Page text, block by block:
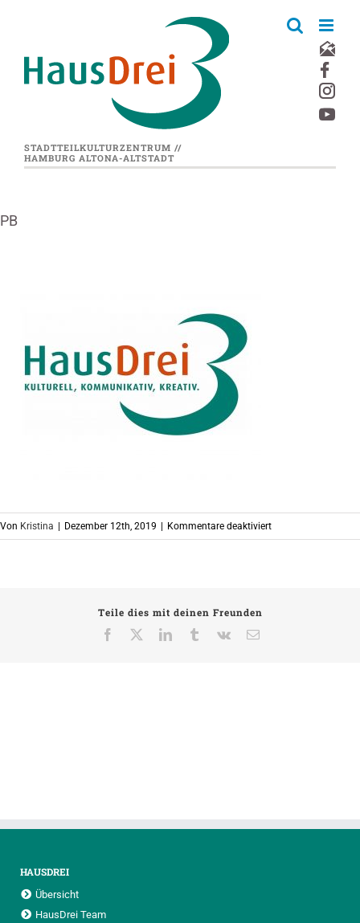
STADTTEILKULTURZENTRUM //
HAMBURG ALTONA-ALTSTADT
PB
Von Kristina Dezember 12th, 2019 Kommentare deaktiviertfür
PB
Teile dies mit deinen Freunden
Facebook
LinkedInTumblrVk
E-
HAUSDREI
Übersicht
HausDrei Team